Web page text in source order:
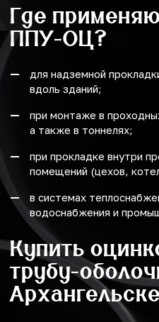
Где
ППУ-ОЦ?
для надземной
вдоль зданий;
при монтаже в
а также в тоннелях;
при прокладке внутри
помещений (цехов,
в системах
водоснабжения и
Купить
трубу-